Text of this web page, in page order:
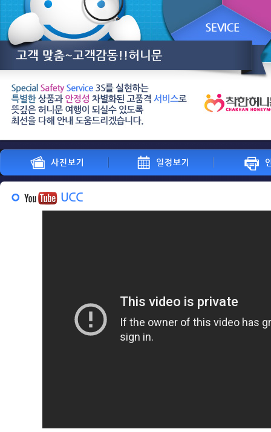
대전신혼여행,대전허니문,대전허니문박람회,허니
UCC